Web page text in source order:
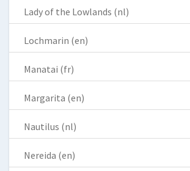
Lady of the Lowlands (nl)
Lochmarin (en)
Manatai (fr)
Margarita (en)
Nautilus (nl)
Nereida (en)